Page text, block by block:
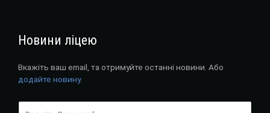
Новини ліцею
Вкажіть ваш email, та отримуйте останні новини. Або
додайте новину.